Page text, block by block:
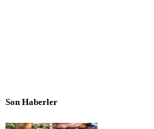
Son Haberler